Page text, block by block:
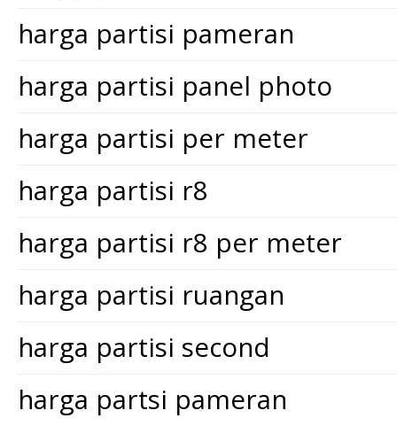
harga partisi pameran
harga partisi panel photo
harga partisi per meter
harga partisi r8
harga partisi r8 per meter
harga partisi ruangan
harga partisi second
harga partsi pameran